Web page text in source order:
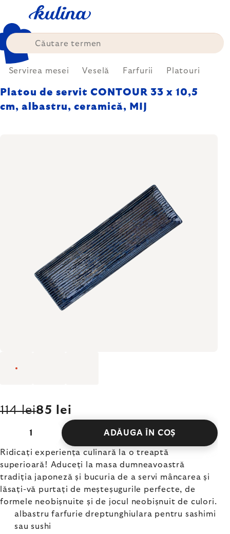
conținut
Servirea mesei Veselă Farfurii Platouri
Platou de servit CONTOUR 33 x 10,5
cm, albastru, ceramică, MIJ
114 lei85 lei
ADĂUGA ÎN COŞ
Ridicați experiența culinară la o treaptă
superioară! Aduceți la masa dumneavoastră
tradiția japoneză și bucuria de a servi mâncarea și
lăsați-vă purtați de meșteșugurile perfecte, de
formele neobișnuite și de jocul neobișnuit de culori.
albastru farfurie dreptunghiulara pentru sashimi
sau sushi